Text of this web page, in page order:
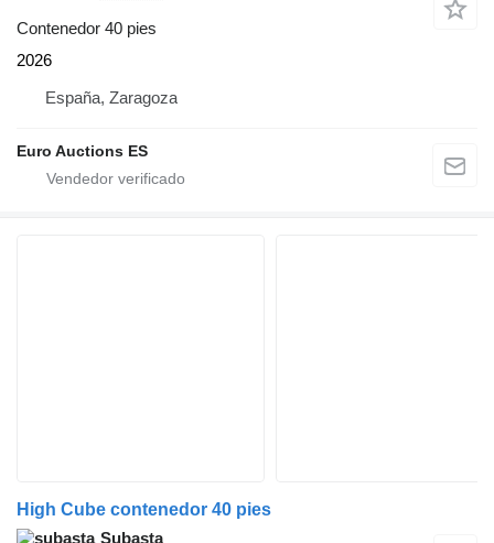
Contenedor 40 pies
2026
España, Zaragoza
Euro Auctions ES
High Cube contenedor 40 pies
Subasta